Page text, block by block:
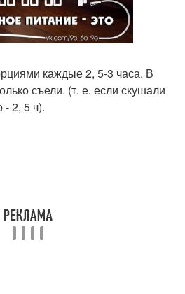
каждые 2, 5-3 часа. В
съели. (т. е. если скушали
2, 5 ч).